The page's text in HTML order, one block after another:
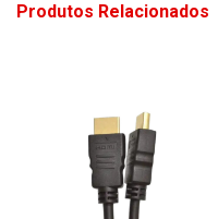
Produtos Relacionados